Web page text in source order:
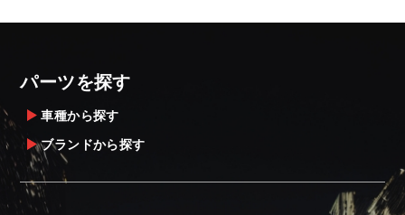
パーツを探す
車種から探す
ブランドから探す